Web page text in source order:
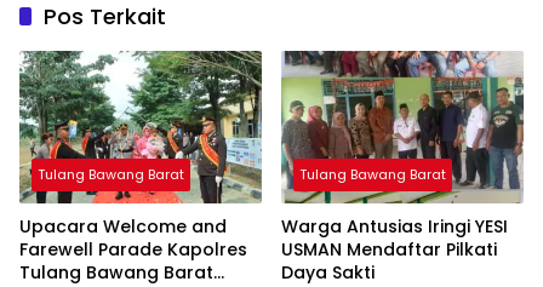
Pos Terkait
Tulang Bawang Barat
Upacara Welcome and
Farewell Parade Kapolres
Tulang Bawang Barat
Tulang Bawang Barat
Warga Antusias Iringi YESI
USMAN Mendaftar Pilkati
Daya Sakti